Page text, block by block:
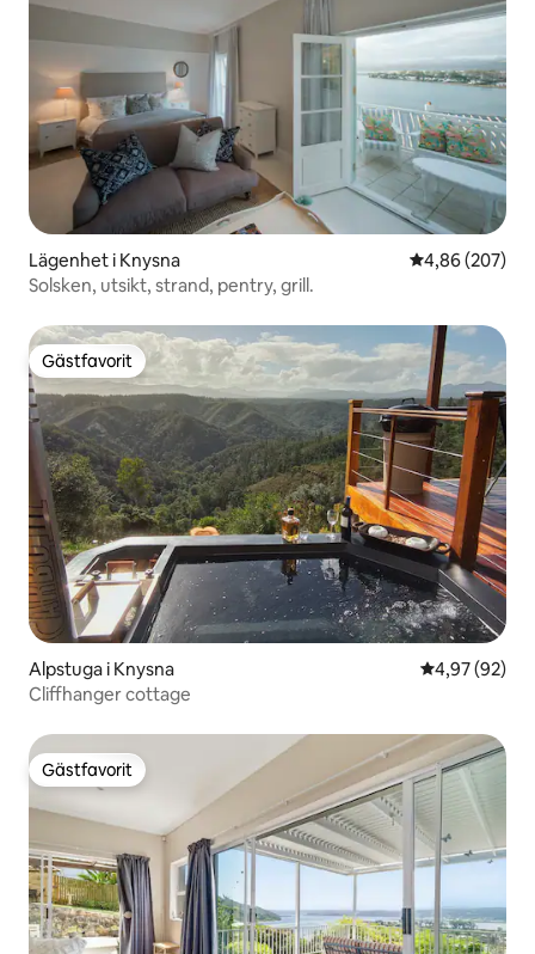
Lägenhet i Knysna 4,86 av 5 i
4,86 (207)
Solsken, utsikt, strand, pentry, grill.
Gästfavorit
Gästfavorit
Alpstuga i Knysna 4,97 av 5 i
4,97 (92)
Cliffhanger cottage
Gästfavorit
Gästfavorit